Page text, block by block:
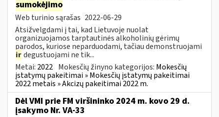
sumokėjimo
Web turinio sąrašas 2022-06-29
Atsižvelgdami į tai, kad Lietuvoje nuolat
organizuojamos tarptautinės alkoholinių gėrimų
parodos, kuriose neparduodami, tačiau demonstruojami
irdegustuojami ne tik...
Metai: 2022 Mokesčių žinyno kategorijos: Mokesčių
įstatymų pakeitimai » Mokesčių įstatymų pakeitimai
2022 metais » Akcizų pakeitimai 2022 m.
Dėl VMI prie FM viršininko 2024 m. kovo 29 d.
įsakymo Nr. VA-33